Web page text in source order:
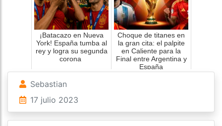
¡Batacazo en Nueva
York! España tumba al
rey y logra su segunda
corona
Choque de titanes en
la gran cita: el palpite
en Caliente para la
Final entre Argentina y
España
Sebastian
17 julio 2023